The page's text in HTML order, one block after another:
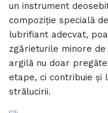
un instrument
compoziție specială
lubrifiant adecvat,
zgârieturile minore
argilă nu doar
etape, ci contribuie și
strălucirii.